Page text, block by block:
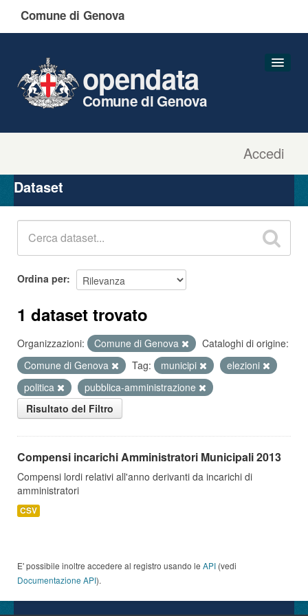
Comune di Genova
Accedi
opendata
Comune di Genova
Organizzazioni
Gruppi
Dataset
Ordina per
1 dataset trovato
Organizzazioni: Comune di Genova
Cataloghi di origine:
Comune di Genova
Tag: municipi
elezioni
politica
pubblica-amministrazione
Risultato del Filtro
Compensi incarichi Amministratori Municipali 2013
Compensi lordi relativi all'anno derivanti da incarichi di
amministratori
CSV
E' possibile inoltre accedere al registro usando le API (vedi
Documentazione API).